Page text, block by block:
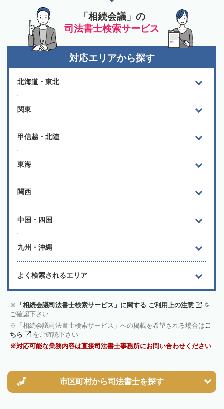
「相続会議」の
司法書士検索サービス
対応エリアから探す
北海道・東北
関東
甲信越・北陸
東海
関西
中国・四国
九州・沖縄
よく検索されるエリア
「相続会議司法書士検索サービス」に関する ご利用上の注意
を
ご確認下さい
「相続会議司法書士検索サービス」への掲載を希望される場合はこ
ちら
をご確認下さい
対応可能な業務内容は直接司法書士事務所にお問い合わせください
市区町村から司法書士を探す